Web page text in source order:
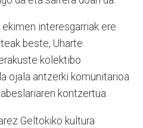
interesgarriak ere
beste, Uharte
kolektibo
ojala antzerki komunitarioa
kontzertua.
Geltokiko kultura